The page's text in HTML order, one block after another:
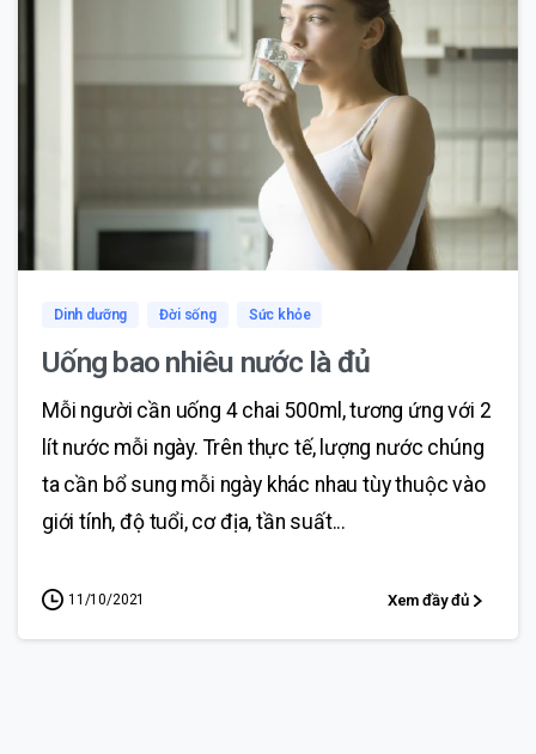
0
Dinh dưỡng Đời sống Sức khỏe
Uống bao nhiêu nước là đủ
Mỗi người cần uống 4 chai 500ml, tương ứng với 2
lít nước mỗi ngày. Trên thực tế, lượng nước chúng
ta cần bổ sung mỗi ngày khác nhau tùy thuộc vào
giới tính, độ tuổi, cơ địa, tần suất...
11/10/2021 Xem đầy đủ